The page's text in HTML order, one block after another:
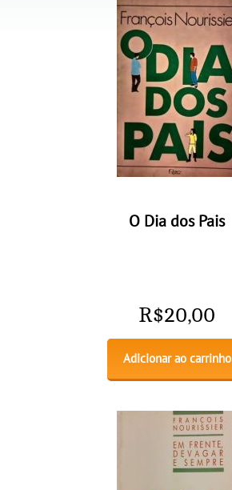
O Dia dos Pais
R$20,00
Adicionar ao carrinho